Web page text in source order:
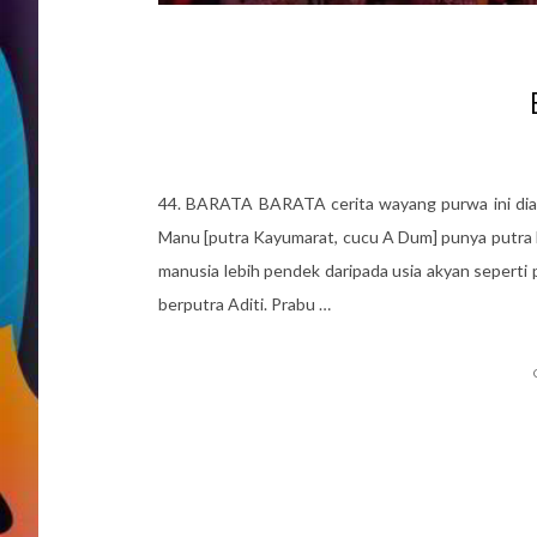
44. BARATA BARATA cerita wayang purwa ini
Manu [putra Kayumarat, cucu A Dum] punya putra
manusia lebih pendek daripada usia akyan
berputra Aditi. Prabu …